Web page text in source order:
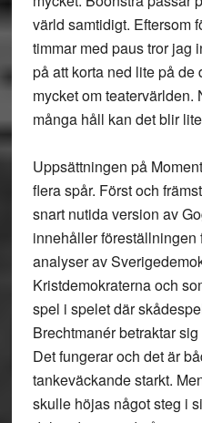
värld samtidigt. Eftersom
timmar med paus tror jag
på att korta ned lite på
mycket om teatervärlden.
många håll kan det blir
Uppsättningen på
flera spår. Först och
snart nutida version av
innehåller
analyser av
Kristdemokraterna och
spel i spelet där
Brechtmanér betraktar
Det fungerar och det är
tankeväckande starkt.
skulle höjas något steg i